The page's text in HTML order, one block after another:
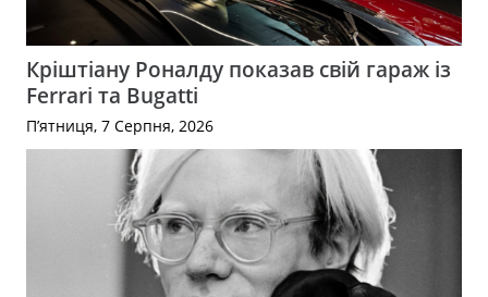
Кріштіану Роналду показав свій гараж із
Ferrari та Bugatti
П’ятниця, 7 Серпня, 2026